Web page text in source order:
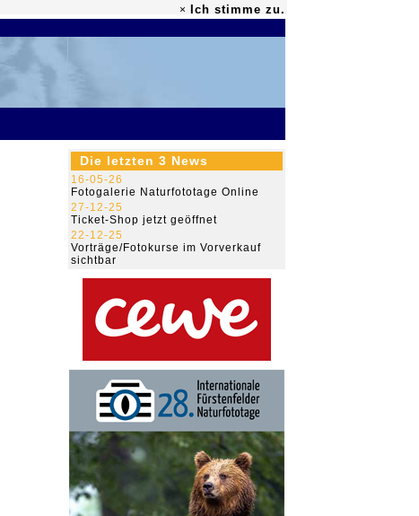
× Ich stimme zu.
Die letzten 3 News
16-05-26
Fotogalerie Naturfototage Online
27-12-25
Ticket-Shop jetzt geöffnet
22-12-25
Vorträge/Fotokurse im Vorverkauf
sichtbar